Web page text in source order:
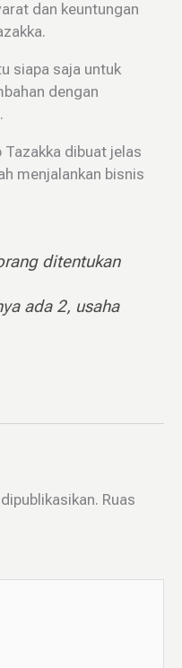
dan keuntungan
siapa saja untuk
dengan
dibuat jelas
menjalankan bisnis
ditentukan
ada 2, usaha
Ruas